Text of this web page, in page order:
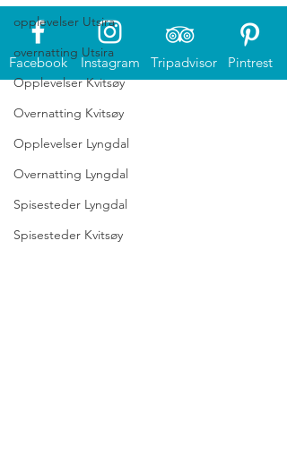
opplevelser Utsira
overnatting Utsira
Opplevelser Kvitsøy
Overnatting Kvitsøy
Opplevelser Lyngdal
Overnatting Lyngdal
Spisesteder Lyngdal
Spisesteder Kvitsøy
Facebook Instagram Pintrest
Tripadvisor